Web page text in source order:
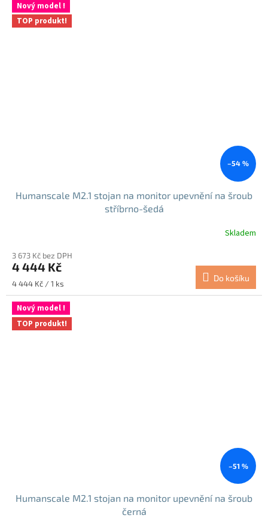
hvězdiček.
Nový model !
TOP produkt!
–54 %
Humanscale M2.1 stojan na monitor upevnění na šroub
stříbrno-šedá
Skladem
3 673 Kč bez DPH
4 444 Kč
Měrná
cena:
4 444 Kč / 1 ks
Do košíku
Nový model !
TOP produkt!
–51 %
Humanscale M2.1 stojan na monitor upevnění na šroub
černá